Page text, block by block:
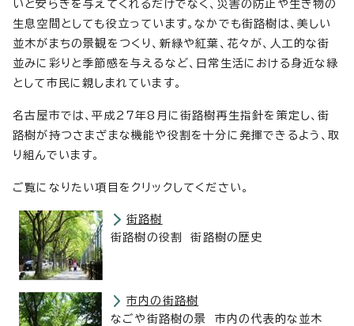
いと安らぎを与えてくれるだけでなく、災害の防止や生き物の
生息空間としても役立っています。なかでも街路樹は、美しい
並木がまちの景観をつくり、新緑や紅葉、花々が、人工的な街
並みに彩りと季節感を与えるなど、日常生活における身近な緑
として市民に親しまれています。
名古屋市では、平成27年8月に街路樹再生指針を策定し、街
路樹が持つさまざまな機能や役割を十分に発揮できるよう、取
り組んでいます。
ご覧になりたい項目をクリックしてください。
街路樹
街路樹の役割 街路樹の歴史
市内の街路樹
なごや街路樹の景 市内の代表的な並木